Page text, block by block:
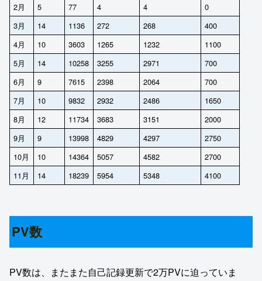
2月
5 77 4 4
0
3月
14 1136 272 268
400
4月
10 3603 1265 1232
1100
5月
14 10258 3255 2971
700
6月
9 7615 2398 2064
700
7月
10 9832 2932 2486
1650
8月
12 11734 3683 3151
2000
9月
9 13998 4829 4297
2750
10月
10 14364 5057 4582
2700
11月
14 18239 5954 5348 4100
PV数
PV数は、またまた自己記録更新で2万PVに迫っていま